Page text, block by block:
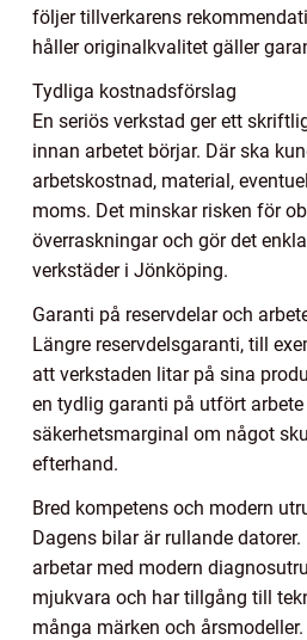
följer tillverkarens
håller originalkvalitet gäller
Tydliga kostnadsförslag
En seriös verkstad ger ett
innan arbetet börjar. Där ska
arbetskostnad, material,
moms. Det minskar risken för
överraskningar och gör det
verkstäder i Jönköping.
Garanti på reservdelar och
Längre reservdelsgaranti, till
att verkstaden litar på sina
en tydlig garanti på utfört
säkerhetsmarginal om något
efterhand.
Bred kompetens och modern
Dagens bilar är rullande
arbetar med modern
mjukvara och har tillgång till
många märken och